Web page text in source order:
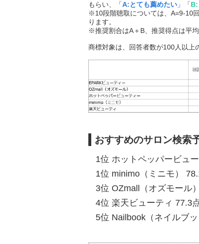
もらい、「A:とても薦めたい 」「B:
※10段階聴取については、A=9-10
ります。
※推奨割合はA＋B、推奨得点は平
商標対象は、回答者数が100人以上
おすすめのサロン検索
1位 ホットペッパービュ
1位 minimo（ミニモ）
3位 OZmall（オズモール
4位 楽天ビューティ 77.3
5位 Nailbook（ネイルブ